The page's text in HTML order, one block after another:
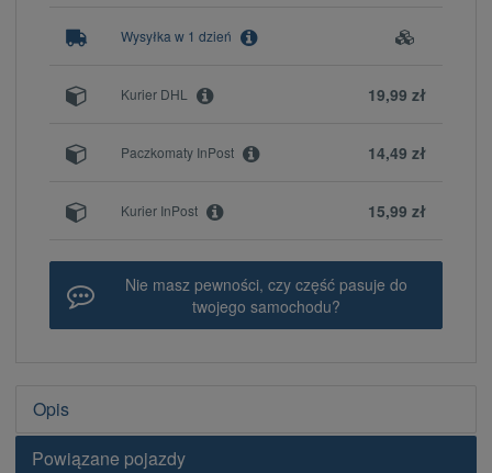
Wysyłka w 1 dzień
19,99 zł
Kurier DHL
14,49 zł
Paczkomaty InPost
15,99 zł
Kurier InPost
Nie masz pewności, czy część pasuje do
twojego samochodu?
Opis
Powiązane pojazdy